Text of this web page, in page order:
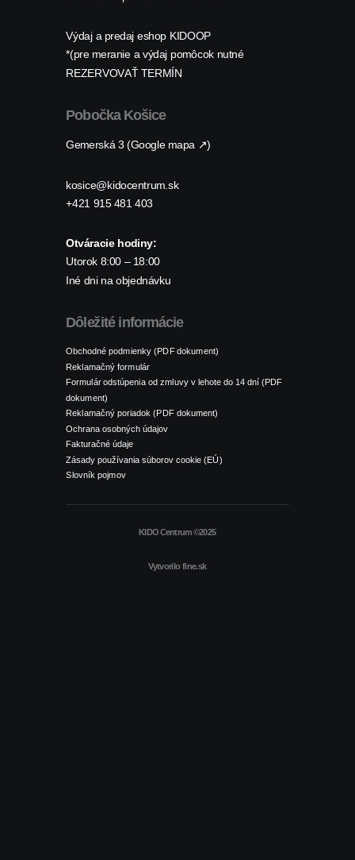
Výdaj a predaj eshop KIDOOP
*(pre meranie a výdaj pomôcok nutné
REZERVOVAŤ TERMÍN
Pobočka Košice
Gemerská 3 (Google mapa ↗)
kosice@kidocentrum.sk
+421 915 481 403
Otváracie hodiny:
Utorok 8:00 – 18:00
Iné dni na objednávku
Dôležité informácie
Obchodné podmienky (PDF dokument)
Reklamačný formulár
Formulár odstúpenia od zmluvy v lehote do 14 dní (PDF
dokument)
Reklamačný poriadok (PDF dokument)
Ochrana osobných údajov
Fakturačné údaje
Zásady používania súborov cookie (EÚ)
Slovník pojmov
KIDO Centrum ©2025
Vytvorilo fine.sk